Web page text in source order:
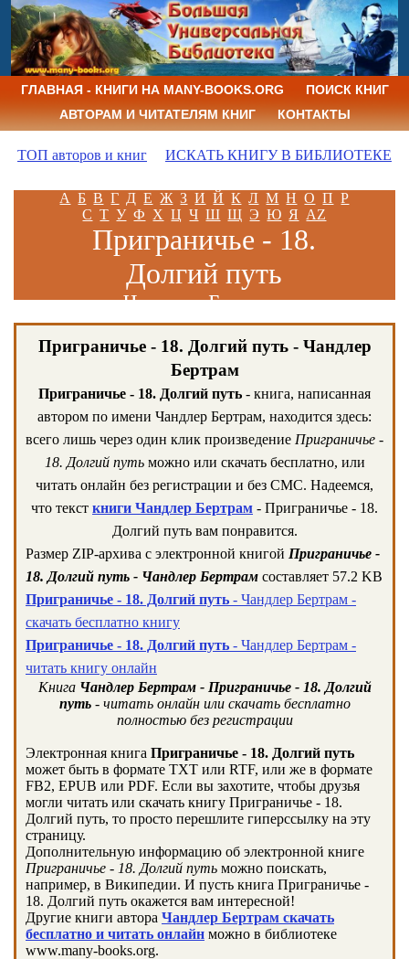
ГЛАВНАЯ - КНИГИ НА MANY-BOOKS.ORG
ПОИСК КНИГ
АВТОРАМ И ЧИТАТЕЛЯМ КНИГ
КОНТАКТЫ
ТОП авторов и книг ИСКАТЬ КНИГУ В БИБЛИОТЕКЕ
А Б В Г Д Е Ж З И Й К Л М Н О П Р
С Т У Ф Х Ц Ч Ш Щ Э Ю Я AZ
Приграничье - 18.
Долгий путь
Чандлер Бертрам
Приграничье - 18. Долгий путь - Чандлер
Бертрам
Приграничье - 18. Долгий путь - книга, написанная
автором по имени Чандлер Бертрам, находится здесь:
всего лишь через один клик произведение Приграничье -
18. Долгий путьможно или скачать бесплатно, или
читать онлайн без регистрации и без СМС. Надеемся,
что текст книги Чандлер Бертрам - Приграничье - 18.
Долгий путь вам понравится.
Размер ZIP-архива c электронной книгой Приграничье -
18. Долгий путь - Чандлер Бертрам составляет 57.2 KB
Приграничье - 18. Долгий путь - Чандлер Бертрам -
скачать бесплатно книгу
Приграничье - 18. Долгий путь - Чандлер Бертрам -
читать книгу онлайн
Книга Чандлер Бертрам - Приграничье - 18. Долгий
путь- читать онлайн или скачать бесплатно
полностью без регистрации
Электронная книга Приграничье - 18. Долгий путь
может быть в формате TXT или RTF, или же в формате
FB2, EPUB или PDF. Если вы захотите, чтобы друзья
могли читать или скачать книгу Приграничье - 18.
Долгий путь, то просто перешлите гиперссылку на эту
страницу.
Дополнительную информацию об электронной книге
Приграничье - 18. Долгий путь можно поискать,
например, в Википедии. И пусть книга Приграничье -
18. Долгий путь окажется вам интересной!
Другие книги автора Чандлер Бертрам скачать
бесплатно и читать онлайн можно в библиотеке
www.many-books.org.